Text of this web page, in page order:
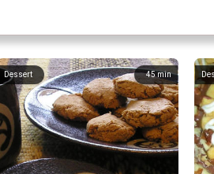
45 min
Dessert